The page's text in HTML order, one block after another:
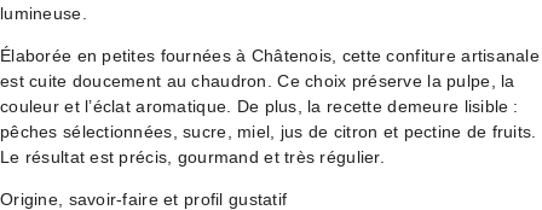
lumineuse.
Élaborée en petites fournées à Châtenois, cette confiture artisanale
est cuite doucement au chaudron. Ce choix préserve la pulpe, la
couleur et l’éclat aromatique. De plus, la recette demeure lisible :
pêches sélectionnées, sucre, miel, jus de citron et pectine de fruits.
Le résultat est précis, gourmand et très régulier.
Origine, savoir-faire et profil gustatif